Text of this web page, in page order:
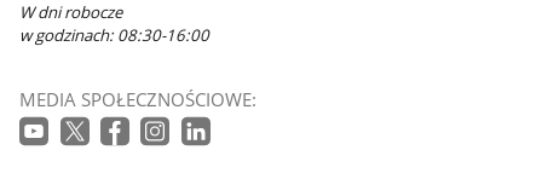
W dni robocze
w godzinach: 08:30-16:00
MEDIA SPOŁECZNOŚCIOWE: